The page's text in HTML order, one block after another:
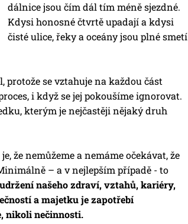
dálnice jsou čím dál tím méně sjezdné.
Kdysi honosné čtvrtě upadají a kdysi
čisté ulice, řeky a oceány jsou plné smetí
se vztahuje na každou část
i když se jej pokoušíme ignorovat.
kterým je nejčastěji nějaký druh
že nemůžeme a nemáme očekávat, že
– a v nejlepším případě - to
našeho zdraví, vztahů, kariéry,
a majetku je zapotřebí
nikoli nečinnosti.